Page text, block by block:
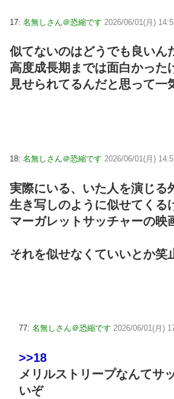
17: 名無しさん＠恐縮です 2026/06/01(月)
似てないのはどうでも良いん
高度成長期までは面白かった
見せられてるんだと思って一
18: 名無しさん＠恐縮です 2026/06/01(月)
実際にいる、いた人を演じる
生き写しのように似せてくる
マーガレットサッチャーの映
それを似せなくていいとか笑
77: 名無しさん＠恐縮です 2026/06/01(月)
>>18
メリルストリープなんてサ
いぞ